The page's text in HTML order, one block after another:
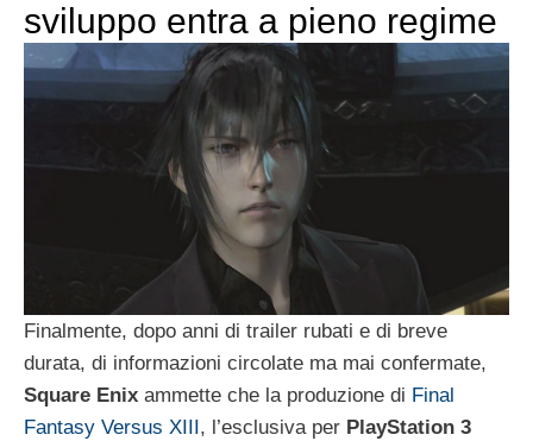
sviluppo entra a pieno regime
Finalmente, dopo anni di trailer rubati e di breve
durata, di informazioni circolate ma mai confermate,
Square Enix ammette che la produzione di Final
Fantasy Versus XIII, l’esclusiva per PlayStation 3